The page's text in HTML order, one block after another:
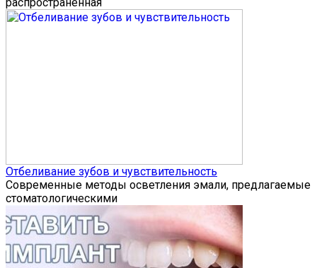
Отбеливание зубов и чувствительность
Современные методы осветления эмали, предлагаемые
стоматологическими